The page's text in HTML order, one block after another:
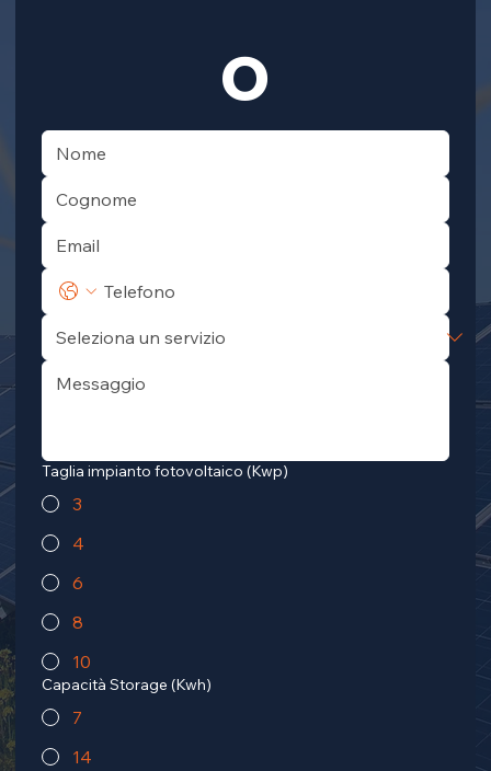
o
Taglia impianto fotovoltaico (Kwp)
3
4
6
8
10
Capacità Storage (Kwh)
7
14